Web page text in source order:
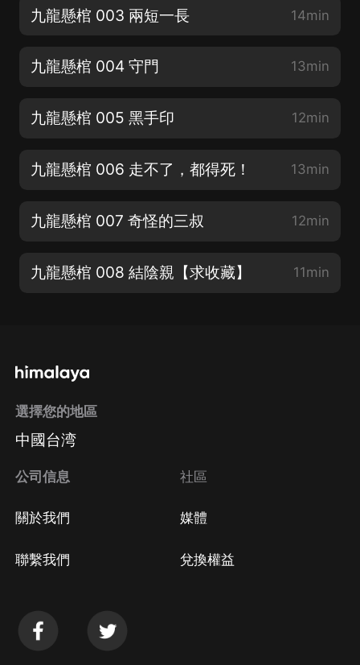
九龍懸棺 003 兩短一長 14min
九龍懸棺 004 守門 13min
九龍懸棺 005 黑手印 12min
九龍懸棺 006 走不了，都得死！ 13min
九龍懸棺 007 奇怪的三叔 12min
九龍懸棺 008 結陰親【求收藏】 11min
選擇您的地區
中國台湾
公司信息
關於我們
聯繫我們
社區
媒體
兌換權益